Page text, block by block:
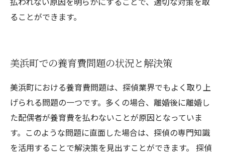
ることができます。
美浜町での養育費問題の状況と解決策
美浜町における養育費問題は、探偵業界でもよく取り上
げられる問題の一つです。多くの場合、離婚後に離婚し
た配偶者が養育費を払わないことが原因となっていま
す。このような問題に直面した場合は、探偵の専門知識
を活用することで解決策を見出すことができます。 探偵